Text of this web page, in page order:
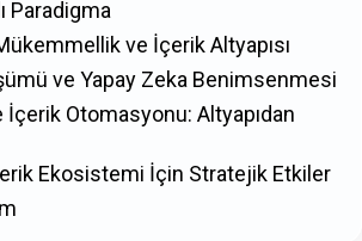
Paradigma
ve İçerik Altyapısı
ve Yapay Zeka Benimsenmesi
İçerik Otomasyonu: Altyapıdan
Ekosistemi İçin Stratejik Etkiler